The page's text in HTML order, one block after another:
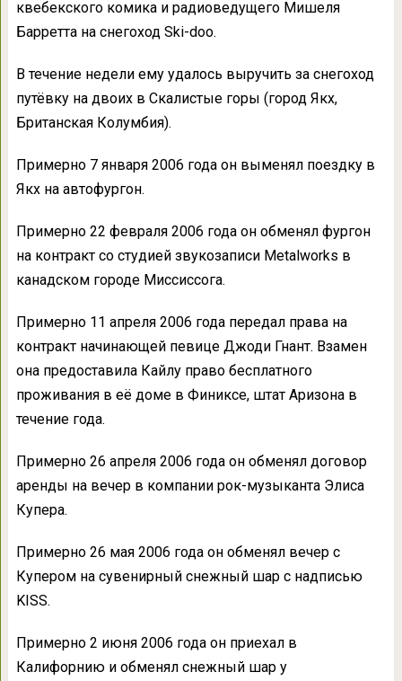
квебекского комика и радиоведущего Мишеля
Барретта на снегоход Ski-doo.
В течение недели ему удалось выручить за снегоход
путёвку на двоих в Скалистые горы (город Якх,
Британская Колумбия).
Примерно 7 января 2006 года он выменял поездку в
Якх на автофургон.
Примерно 22 февраля 2006 года он обменял фургон
на контракт со студией звукозаписи Metalworks в
канадском городе Миссиссога.
Примерно 11 апреля 2006 года передал права на
контракт начинающей певице Джоди Гнант. Взамен
она предоставила Кайлу право бесплатного
проживания в её доме в Финиксе, штат Аризона в
течение года.
Примерно 26 апреля 2006 года он обменял договор
аренды на вечер в компании рок-музыканта Элиса
Купера.
Примерно 26 мая 2006 года он обменял вечер с
Купером на сувенирный снежный шар с надписью
KISS.
Примерно 2 июня 2006 года он приехал в
Калифорнию и обменял снежный шар у